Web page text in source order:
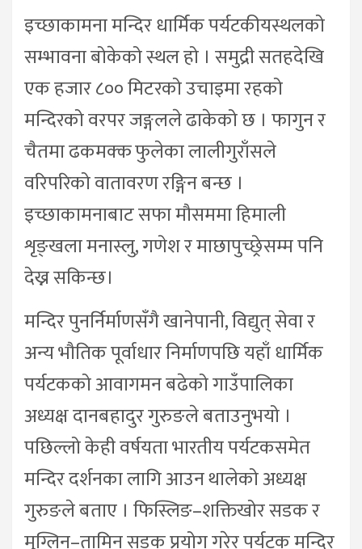
इच्छाकामना मन्दिर धार्मिक पर्यटकीयस्थलको
सम्भावना बोकेको स्थल हो । समुद्री सतहदेखि
एक हजार ८०० मिटरको उचाइमा रहको
मन्दिरको वरपर जङ्गलले ढाकेको छ । फागुन र
चैतमा ढकमक्क फुलेका लालीगुराँसले
वरिपरिको वातावरण रङ्गिन बन्छ ।
इच्छाकामनाबाट सफा मौसममा हिमाली
शृङ्खला मनास्लु, गणेश र माछापुच्छ्रेसम्म पनि
देख्न सकिन्छ।
मन्दिर पुनर्निर्माणसँगै खानेपानी, विद्युत् सेवा र
अन्य भौतिक पूर्वाधार निर्माणपछि यहाँ धार्मिक
पर्यटकको आवागमन बढेको गाउँपालिका
अध्यक्ष दानबहादुर गुरुङले बताउनुभयो ।
पछिल्लो केही वर्षयता भारतीय पर्यटकसमेत
मन्दिर दर्शनका लागि आउन थालेको अध्यक्ष
गुरुङले बताए । फिस्लिङ–शक्तिखोर सडक र